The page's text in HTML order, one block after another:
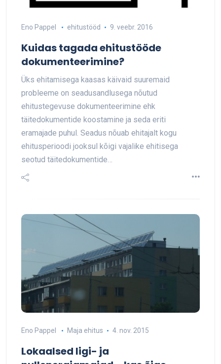
Eno Pappel ehitustööd 9. veebr. 2016
Kuidas tagada ehitustööde
dokumenteerimine?
Üks ehitamisega kaasas käivaid suuremaid
probleeme on seadusandlusega nõutud
ehitustegevuse dokumenteerimine ehk
täitedokumentide koostamine ja seda eriti
eramajade puhul. Seadus nõuab ehitajalt kogu
ehitusperioodi jooksul kõigi vajalike ehitisega
seotud täitedokumentide…
Eno Pappel Maja ehitus 4. nov. 2015
Lokaalsed ligi- ja